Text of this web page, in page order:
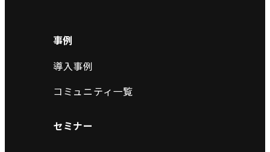
事例
導入事例
コミュニティ一覧
セミナー